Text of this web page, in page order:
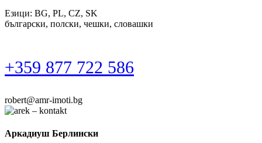
Езици: BG, PL, CZ, SK
български, полски, чешки, словашки
+359 877 722 586
robert@amr-imoti.bg
Аркадиуш Берлински